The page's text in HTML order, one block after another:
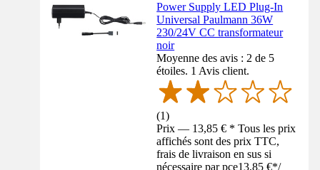
Power Supply LED Plug-In
Universal Paulmann 36W
230/24V CC transformateur
noir
Moyenne des avis : 2 de 5
étoiles. 1 Avis client.
(1)
Prix — 13,85 € * Tous les prix
affichés sont des prix TTC,
frais de livraison en sus si
nécessaire par pce13,85 €*/